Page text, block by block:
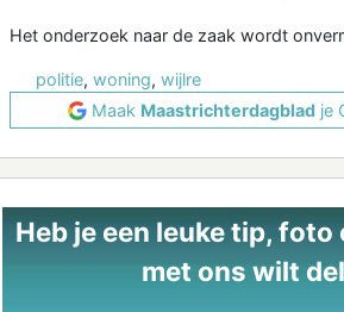
Het onderzoek naar de zaak wordt
politie, woning, wijlre
Maak Maastrichterdagblad je
Heb je een leuke tip, foto
met ons wilt